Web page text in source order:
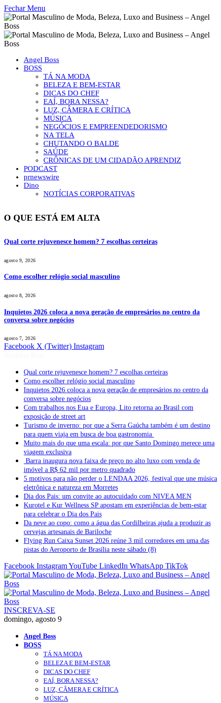
Fechar Menu
Angel Boss
BOSS
TÁ NA MODA
BELEZA E BEM-ESTAR
DICAS DO CHEF
EAÍ, BORA NESSA?
LUZ, CÂMERA E CRÍTICA
MÚSICA
NEGÓCIOS E EMPREENDEDORISMO
NA TELA
CHUTANDO O BALDE
SAÚDE
CRÔNICAS DE UM CIDADÃO APRENDIZ
PODCAST
prnewswire
Dino
NOTÍCIAS CORPORATIVAS
O QUE ESTÁ EM ALTA
Qual corte rejuvenesce homem? 7 escolhas certeiras
agosto 9, 2026
Como escolher relógio social masculino
agosto 8, 2026
Inquietos 2026 coloca a nova geração de empresários no centro da
conversa sobre negócios
agosto 7, 2026
Facebook X (Twitter) Instagram
Qual corte rejuvenesce homem? 7 escolhas certeiras
Como escolher relógio social masculino
Inquietos 2026 coloca a nova geração de empresários no centro da
conversa sobre negócios
Com trabalhos nos Eua e Europa, Lito retorna ao Brasil com
exposição de street art
Turismo de inverno: por que a Serra Gaúcha também é um destino
para quem viaja em busca de boa gastronomia
Muito mais do que uma escala: por que Santo Domingo merece uma
viagem exclusiva
Barra inaugura nova faixa de preço no alto luxo com venda de
imóvel a R$ 62 mil por metro quadrado
5 motivos para não perder o LENDAA 2026, festival que une música
eletrônica e natureza em Morretes
Dia dos Pais: um convite ao autocuidado com NIVEA MEN
Kurotel e Kur Wellness SP apostam em experiências de bem-estar
para celebrar o Dia dos Pais
Da neve ao copo: como a água das Cordilheiras ajuda a produzir as
cervejas artesanais de Bariloche
Flying Run Caixa Sunset 2026 reúne 3 mil corredores em uma das
pistas do Aeroporto de Brasília neste sábado (8)
Facebook InstagramYouTube LinkedIn WhatsApp TikTok
INSCREVA-SE
domingo, agosto 9
Angel Boss
BOSS
TÁ NA MODA
BELEZA E BEM-ESTAR
DICAS DO CHEF
EAÍ, BORA NESSA?
LUZ, CÂMERA E CRÍTICA
MÚSICA